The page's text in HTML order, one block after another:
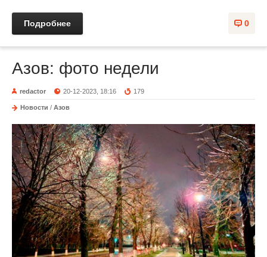
0
Подробнее
Азов: фото недели
redactor 20-12-2023, 18:16 179
Новости / Азов